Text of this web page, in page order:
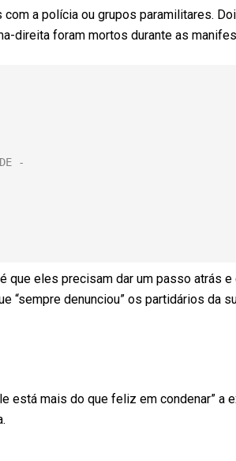
a polícia ou grupos paramilitares.
direita foram mortos durante as
que eles precisam dar um passo atrás e
“sempre denunciou” os partidários da
está mais do que feliz em condenar” a